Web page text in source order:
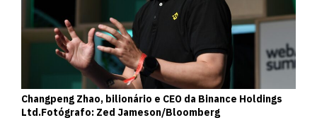
Changpeng Zhao, bilionário e CEO da Binance Holdings
Ltd.Fotógrafo: Zed Jameson/Bloomberg